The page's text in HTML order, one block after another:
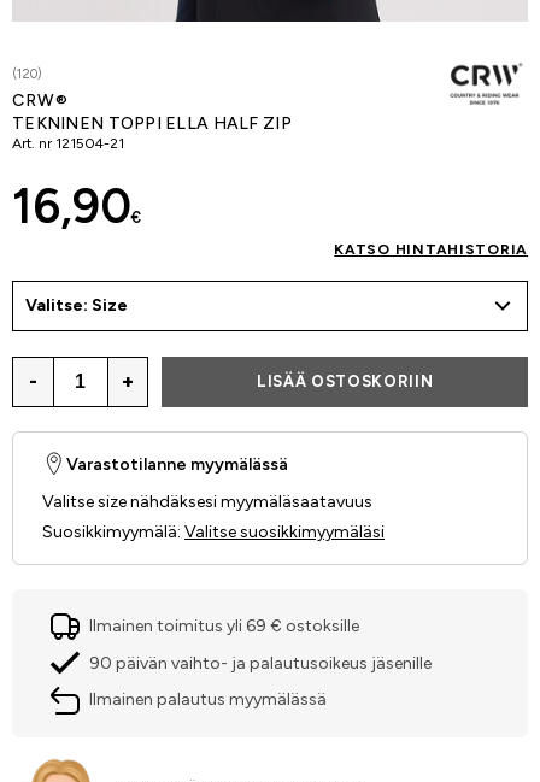
(120)
CRW®
TEKNINEN TOPPI ELLA HALF ZIP
Art. nr 121504-21
16,90€
KATSO HINTAHISTORIA
Valitse: Size
- + LISÄÄ OSTOSKORIIN
Varastotilanne myymälässä
Valitse size nähdäksesi myymäläsaatavuus
Suosikkimyymälä: Valitse suosikkimyymäläsi
Ilmainen toimitus yli 69 € ostoksille
90 päivän vaihto- ja palautusoikeus jäsenille
Ilmainen palautus myymälässä